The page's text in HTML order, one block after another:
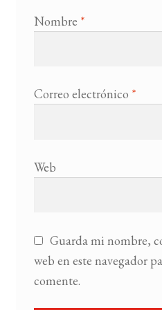
Nombre *
Correo electrónico *
Web
Guarda mi nombre,
web en este navegador
comente.